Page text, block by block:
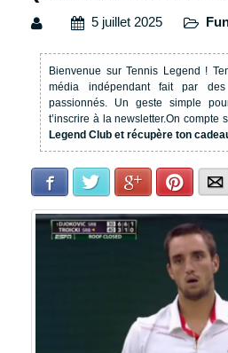
5 juillet 2025
Bienvenue sur Tennis Legend !
média indépendant fait par
passionnés. Un geste simple
t’inscrire à la newsletter.On compte
Legend Club et récupère ton
Facebook Twitter Google+Pinterest